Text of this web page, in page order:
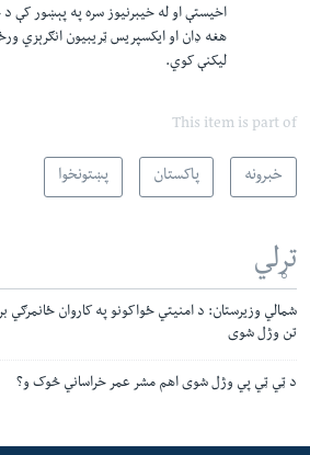
اخیستې او له خیبرنیوز سره په پېښور کې د
هغه ډان او ایکسپریس ټریبیون انګرېزي
لیکنې کوي.
This item is part of
خبرونه پاکستان پښتونخوا
تړلي
شمالي وزيرستان: د امنيتي ځواکونو په کاروان
تن وژل شوی
د ټي ټي پي وژل شوی اهم مشر عمر خراساني څوک و؟